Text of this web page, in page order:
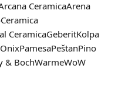
CeramicaArena
Ceramica
CeramicaGeberitKolpa
OnixPamesaPeštanPino
& BochWarmeWoW